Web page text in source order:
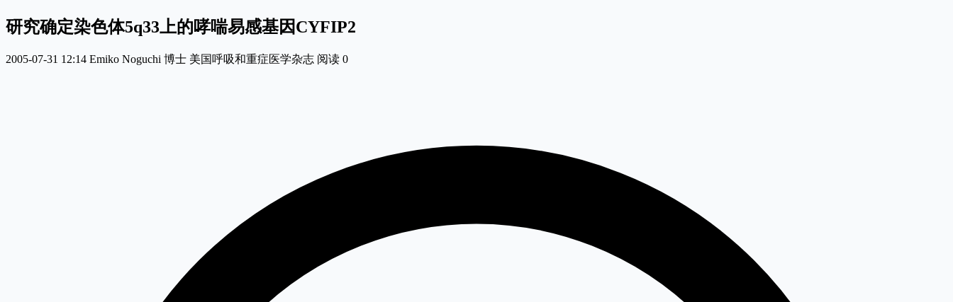
研究确定染色体5q33上的哮喘易感基因CYFIP2
2005-07-31 12:14 Emiko Noguchi 博士 美国呼吸和重症医学杂志 阅读 0